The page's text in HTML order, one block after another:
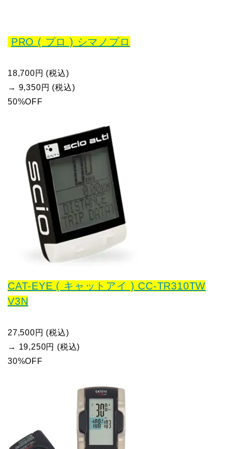
PRO ( プロ ) シマノプロ
18,700円 (税込)
→ 9,350円 (税込)
50%OFF
CAT-EYE ( キャットアイ ) CC-TR310TW
V3N
27,500円 (税込)
→ 19,250円 (税込)
30%OFF